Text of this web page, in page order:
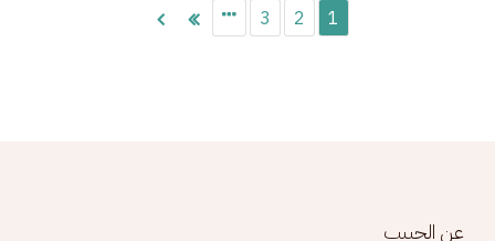
1
2
3
Footer menu
عن الحبيب